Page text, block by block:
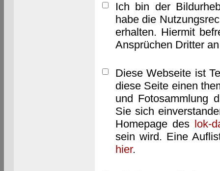
Ich bin der
habe die
erhalten. Hiermit
Ansprüchen Dritter
Diese Webseite ist
diese Seite einen
und Fotosammlung
Sie sich
Homepage des lok-
sein wird. Eine
hier.